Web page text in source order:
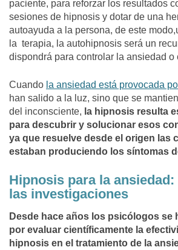
paciente, para reforzar los resultados
sesiones de hipnosis y dotar de una
autoayuda a la persona, de este
la terapia, la autohipnosis será un
dispondrá para controlar la ansiedad o
Cuando la ansiedad está provocada
han salido a la luz, sino que se
del inconsciente, la hipnosis resulta
para descubrir y solucionar esos
ya que resuelve desde el origen las
estaban produciendo los síntomas
Hipnosis para la
las investigaciones
Desde hace años los psicólogos se
por evaluar científicamente la
hipnosis en el tratamiento de la